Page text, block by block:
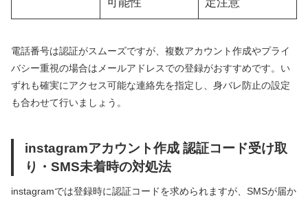
電話番号は認証がスムーズですが、複数アカウント作成やプライ
バシー重視の場合はメールアドレスでの登録がおすすめです。い
ずれも確実にアクセス可能な連絡先を指定し、身バレ防止の設定
も合わせて行いましょう。
instagramアカウント作成 認証コード受け取
り・SMS未着時の対処法
instagramでは登録時に認証コードを求められますが、SMSが届か